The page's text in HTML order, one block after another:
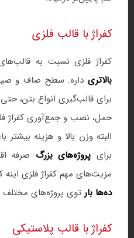
کفراژ با قالب فلزی
کفراژ فلزی نسبت به
بالاتری داره. سطح صاف و
برای قالب‌گیری انواع بتن،
حمل، نصب و جمع‌آوری کفراژ
البته وزن بالا و هزینه
برای پروژه‌های بزرگ صرفه
مزیت‌های مهم کفراژ فلزی
ده‌ها بارتوی پروژه‌های مختلف
کفراژ با قالب پلاستیکی